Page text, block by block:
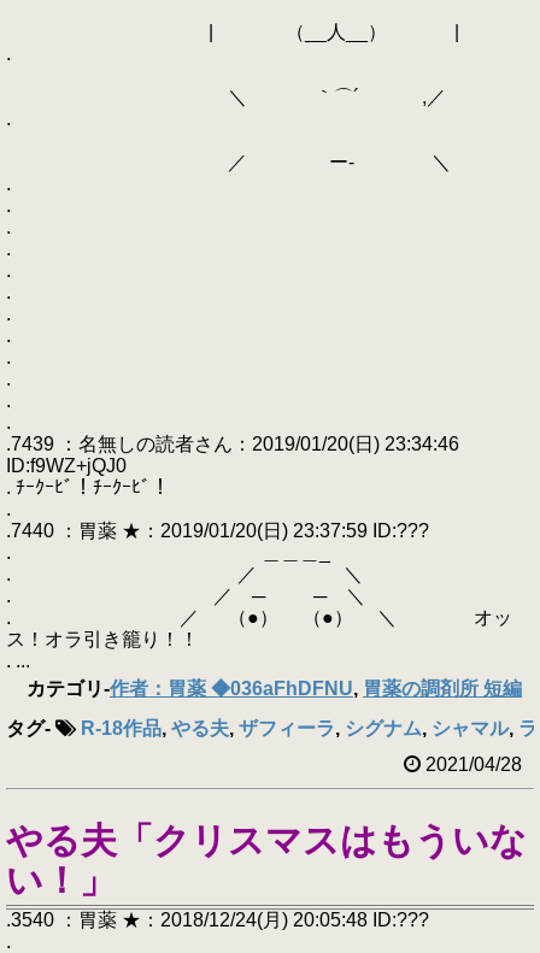
| （__人__） |
.
＼ ｀⌒´ ,／
.
／ ー‐ ＼
.
.
.
.
.
.
.
.
.
.
.
.
.7439 ：名無しの読者さん：2019/01/20(日) 23:34:46
ID:f9WZ+jQJ0
. ﾁｰｸｰﾋﾞ！ﾁｰｸｰﾋﾞ！
.
.7440 ：胃薬 ★：2019/01/20(日) 23:37:59 ID:???
. ＿＿＿_
. ／ ＼
. ／ ─ ─ ＼
. ／ （●） （●） ＼ オッ
ス！オラ引き籠り！！
. ...
カテゴリ-作者：胃薬 ◆036aFhDFNU, 胃薬の調剤所 短編
タグ- R-18作品, やる夫, ザフィーラ, シグナム, シャマル,
2021/04/28
やる夫「クリスマスはもういな
い！」
.3540 ：胃薬 ★：2018/12/24(月) 20:05:48 ID:???
.